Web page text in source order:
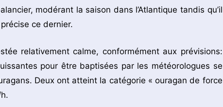
modérant la saison dans l’Atlantique tandis qu’il
ce dernier.
relativement calme, conformément aux prévisions:
pour être baptisées par les météorologues se
Deux ont atteint la catégorie « ouragan de force